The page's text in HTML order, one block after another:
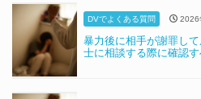
DVでよくある質問 2026
暴力後に相手が謝罪し
士に相談する際に確認す